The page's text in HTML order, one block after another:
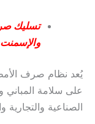
تسليك
يُعد نظام صرف
على سلامة المباني
الصناعية والتجارية